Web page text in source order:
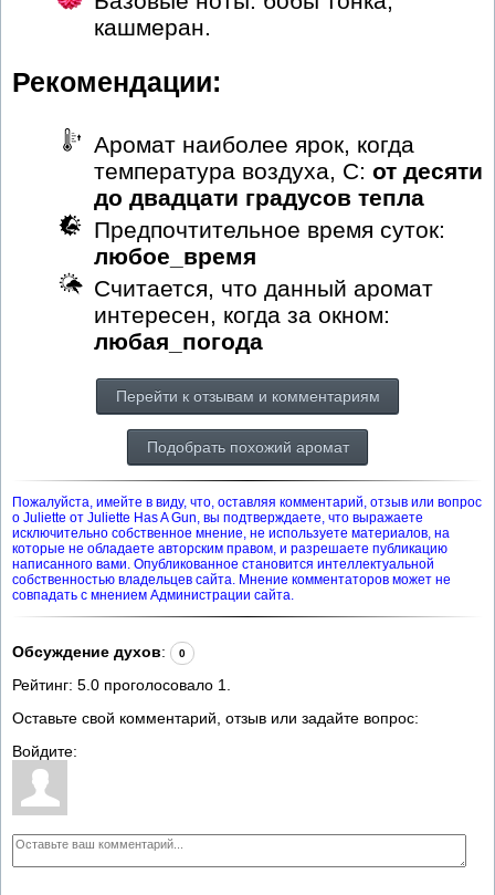
кашмеран.
Рекомендации:
Аромат наиболее ярок, когда
температура воздуха, С: от десяти
до двадцати градусов тепла
Предпочтительное время суток:
любое_время
Считается, что данный аромат
интересен, когда за окном:
любая_погода
Перейти к отзывам и комментариям
Подобрать похожий аромат
Пожалуйста, имейте в виду, что, оставляя комментарий, отзыв или вопрос
о Juliette от Juliette Has A Gun, вы подтверждаете, что выражаете
исключительно собственное мнение, не используете материалов, на
которые не обладаете авторским правом, и разрешаете публикацию
написанного вами. Опубликованное становится интеллектуальной
собственностью владельцев сайта. Мнение комментаторов может не
совпадать с мнением Администрации сайта.
Обсуждение духов: 0
Рейтинг: 5.0 проголосовало 1
Оставьте свой комментарий, отзыв или задайте вопрос:
Войдите: